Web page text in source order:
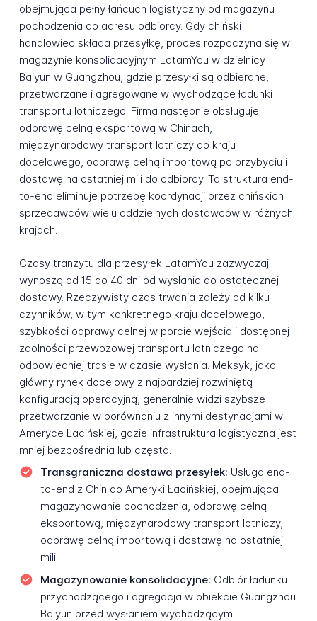
obejmująca pełny łańcuch logistyczny od magazynu
pochodzenia do adresu odbiorcy. Gdy chiński
handlowiec składa przesyłkę, proces rozpoczyna się w
magazynie konsolidacyjnym LatamYou w dzielnicy
Baiyun w Guangzhou, gdzie przesyłki są odbierane,
przetwarzane i agregowane w wychodzące ładunki
transportu lotniczego. Firma następnie obsługuje
odprawę celną eksportową w Chinach,
międzynarodowy transport lotniczy do kraju
docelowego, odprawę celną importową po przybyciu i
dostawę na ostatniej mili do odbiorcy. Ta struktura end-
to-end eliminuje potrzebę koordynacji przez chińskich
sprzedawców wielu oddzielnych dostawców w różnych
krajach.
Czasy tranzytu dla przesyłek LatamYou zazwyczaj
wynoszą od 15 do 40 dni od wysłania do ostatecznej
dostawy. Rzeczywisty czas trwania zależy od kilku
czynników, w tym konkretnego kraju docelowego,
szybkości odprawy celnej w porcie wejścia i dostępnej
zdolności przewozowej transportu lotniczego na
odpowiedniej trasie w czasie wysłania. Meksyk, jako
główny rynek docelowy z najbardziej rozwiniętą
konfiguracją operacyjną, generalnie widzi szybsze
przetwarzanie w porównaniu z innymi destynacjami w
Ameryce Łacińskiej, gdzie infrastruktura logistyczna jest
mniej bezpośrednia lub częsta.
Transgraniczna dostawa przesyłek: Usługa end-
to-end z Chin do Ameryki Łacińskiej, obejmująca
magazynowanie pochodzenia, odprawę celną
eksportową, międzynarodowy transport lotniczy,
odprawę celną importową i dostawę na ostatniej
mili
Magazynowanie konsolidacyjne: Odbiór ładunku
przychodzącego i agregacja w obiekcie Guangzhou
Baiyun przed wysłaniem wychodzącym